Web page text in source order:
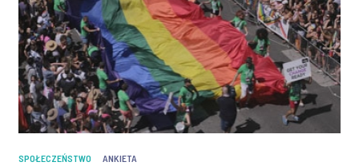
SPOŁECZEŃSTWO ANKIETA